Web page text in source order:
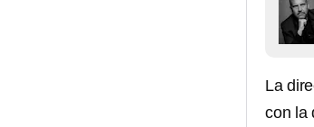
La
con la